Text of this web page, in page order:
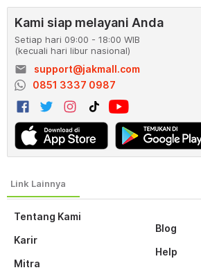
Tentang Kami
Karir
Mitra
Blog
Help
Kami siap melayani Anda
Setiap hari 09:00 - 18:00 WIB
(kecuali hari libur nasional)
email
support@jakmall.com
0851 3337 0987